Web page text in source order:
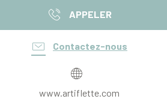
APPELER
Contactez-nous
www.artiflette.com